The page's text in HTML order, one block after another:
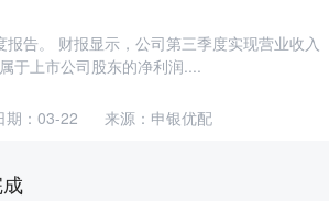
告。 财报显示，公司第三季度实现营业收入
于上市公司股东的净利润....
期：03-22 来源：申银优配